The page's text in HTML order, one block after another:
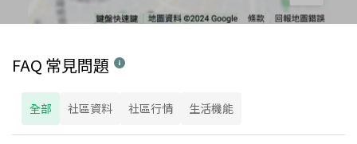
FAQ 常見問題
全部 社區資料 社區行情 生活機能